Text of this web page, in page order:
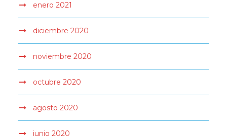
enero 2021
diciembre 2020
noviembre 2020
octubre 2020
agosto 2020
junio 2020